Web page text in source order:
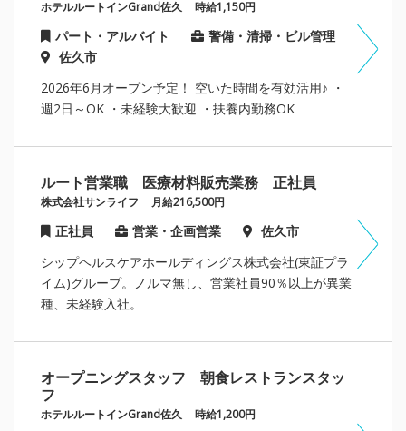
ホテルルートインGrand佐久 時給1,150円
パート・アルバイト
警備・清掃・ビル管理
佐久市
2026年6月オープン予定！ 空いた時間を有効活用♪ ・
週2日～OK ・未経験大歓迎 ・扶養内勤務OK
ルート営業職 医療材料販売業務 正社員
株式会社サンライフ 月給216,500円
正社員 営業・企画営業 佐久市
シップヘルスケアホールディングス株式会社(東証プラ
イム)グループ。ノルマ無し、営業社員90％以上が異業
種、未経験入社。
オープニングスタッフ 朝食レストランスタッ
フ
ホテルルートインGrand佐久 時給1,200円